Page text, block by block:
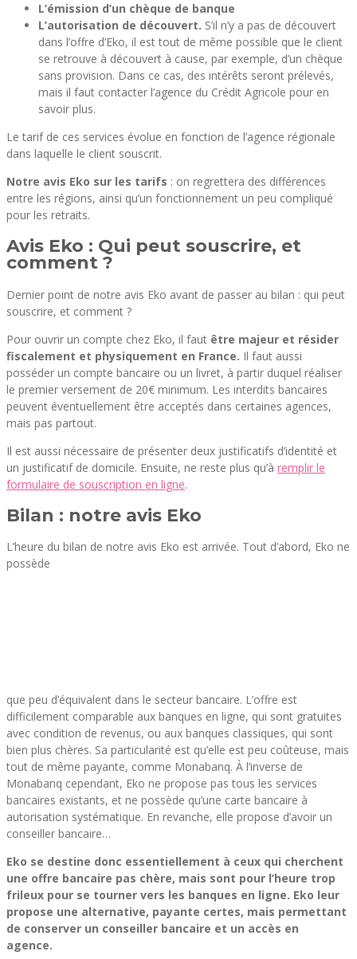
L’émission d’un chèque de banque
L’autorisation de découvert. S’il n’y a pas de découvert
dans l’offre d’Eko, il est tout de même possible que le client
se retrouve à découvert à cause, par exemple, d’un chèque
sans provision. Dans ce cas, des intérêts seront prélevés,
mais il faut contacter l’agence du Crédit Agricole pour en
savoir plus.
Le tarif de ces services évolue en fonction de l’agence régionale
dans laquelle le client souscrit.
Notre avis Eko sur les tarifs : on regrettera des différences
entre les régions, ainsi qu’un fonctionnement un peu compliqué
pour les retraits.
Avis Eko : Qui peut souscrire, et
comment ?
Dernier point de notre avis Eko avant de passer au bilan : qui peut
souscrire, et comment ?
Pour ouvrir un compte chez Eko, il faut être majeur et résider
fiscalement et physiquement en France. Il faut aussi
posséder un compte bancaire ou un livret, à partir duquel réaliser
le premier versement de 20€ minimum. Les interdits bancaires
peuvent éventuellement être acceptés dans certaines agences,
mais pas partout.
Il est aussi nécessaire de présenter deux justificatifs d’identité et
un justificatif de domicile. Ensuite, ne reste plus qu’à remplir le
formulaire de souscription en ligne.
Bilan : notre avis Eko
L’heure du bilan de notre avis Eko est arrivée. Tout d’abord, Eko ne
possède
que peu d’équivalent dans le secteur bancaire. L’offre est
difficilement comparable aux banques en ligne, qui sont gratuites
avec condition de revenus, ou aux banques classiques, qui sont
bien plus chères. Sa particularité est qu’elle est peu coûteuse, mais
tout de même payante, comme Monabanq. À l’inverse de
Monabanq cependant, Eko ne propose pas tous les services
bancaires existants, et ne possède qu’une carte bancaire à
autorisation systématique. En revanche, elle propose d’avoir un
conseiller bancaire…
Eko se destine donc essentiellement à ceux qui cherchent
une offre bancaire pas chère, mais sont pour l’heure trop
frileux pour se tourner vers les banques en ligne. Eko leur
propose une alternative, payante certes, mais permettant
de conserver un conseiller bancaire et un accès en
agence.